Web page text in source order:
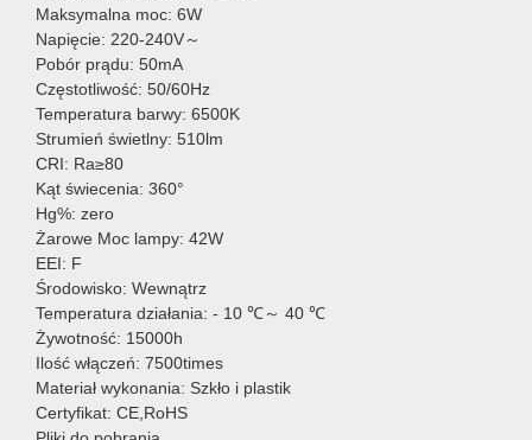
Maksymalna moc: 6W
Napięcie: 220-240V～
Pobór prądu: 50mA
Częstotliwość: 50/60Hz
Temperatura barwy: 6500K
Strumień świetlny: 510lm
CRI: Ra≥80
Kąt świecenia: 360°
Hg%: zero
Żarowe Moc lampy: 42W
EEI: F
Środowisko: Wewnątrz
Temperatura działania: - 10 ℃～ 40 ℃
Żywotność: 15000h
Ilość włączeń: 7500times
Materiał wykonania: Szkło i plastik
Certyfikat: CE,RoHS